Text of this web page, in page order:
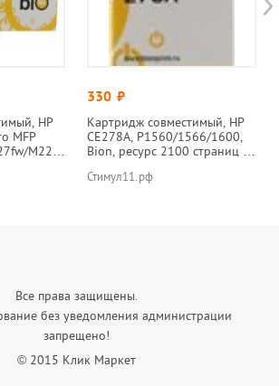
HP
MFP
M225
330 руб.
Картридж совместимый, HP
CE278A, P1560/1566/1600,
Bion, ресурс 2100 страниц ,
Стимул11.рф
Все права защищены.
без уведомления администрации
запрещено!
© 2015 Клик Маркет